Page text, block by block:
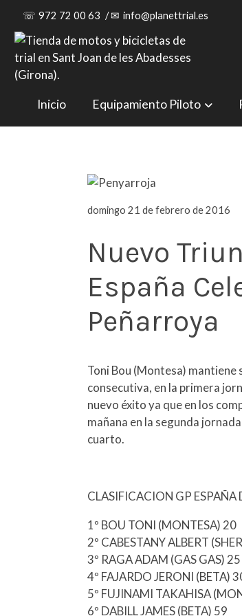
☏ 972 72 00 63 /✉ info@planettrial.es
Inicio Equipamiento Piloto
domingo 21 de febrero de 2016
Nuevo
España
Peñarroya
Toni Bou (Montesa) mantiene
consecutiva, en la primera
nuevo éxito ya que en los
mañana en la segunda
cuarto.
CLASIFICACION GP ESPAÑA
1º BOU TONI (MONTESA) 20
2º CABESTANY ALBERT
3º RAGA ADAM (GAS GAS) 25
4º FAJARDO JERONI (BETA)
5º FUJINAMI TAKAHISA
6º DABILL JAMES (BETA) 59